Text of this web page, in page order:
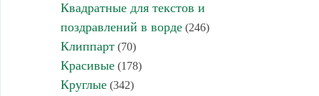
Квадратные для текстов и
поздравлений в ворде(246)
Клиппарт(70)
Красивые(178)
Круглые(342)